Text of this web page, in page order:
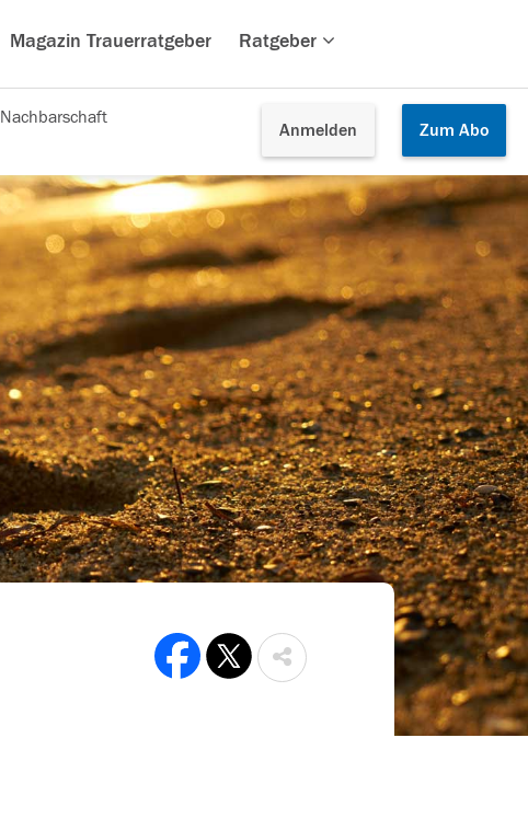
Magazin Trauerratgeber Ratgeber
Anmelden Zum Abo
Nachbarschaft